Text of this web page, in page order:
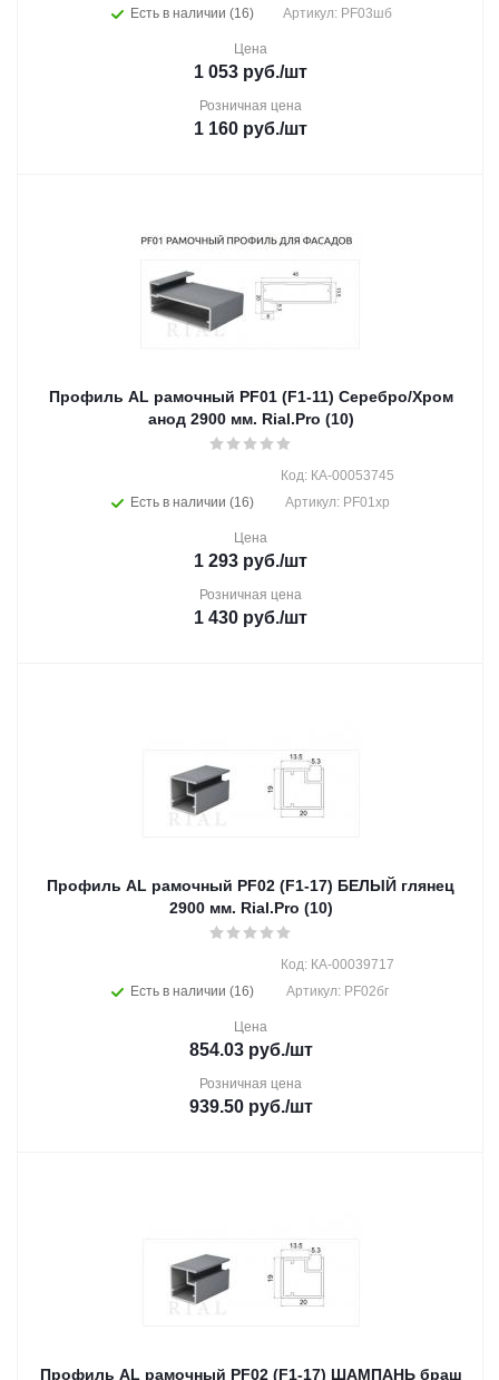
Есть в наличии (16)
Артикул: PF03шб
Цена
1 053 руб./шт
Розничная цена
1 160 руб./шт
Профиль AL рамочный PF01 (F1-11) Серебро/Хром
анод 2900 мм. Rial.Pro (10)
Есть в наличии (16)
Код: КА-00053745
Артикул: PF01хр
Цена
1 293 руб./шт
Розничная цена
1 430 руб./шт
Профиль AL рамочный PF02 (F1-17) БЕЛЫЙ глянец
2900 мм. Rial.Pro (10)
Есть в наличии (16)
Код: КА-00039717
Артикул: PF02бг
Цена
854.03руб./шт
Розничная цена
939.50руб./шт
Профиль AL рамочный PF02 (F1-17) ШАМПАНЬ браш